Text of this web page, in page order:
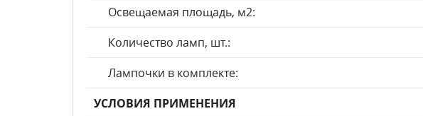
Освещаемая площадь, м2:
Количество ламп, шт.:
Лампочки в комплекте:
УСЛОВИЯ ПРИМЕНЕНИЯ